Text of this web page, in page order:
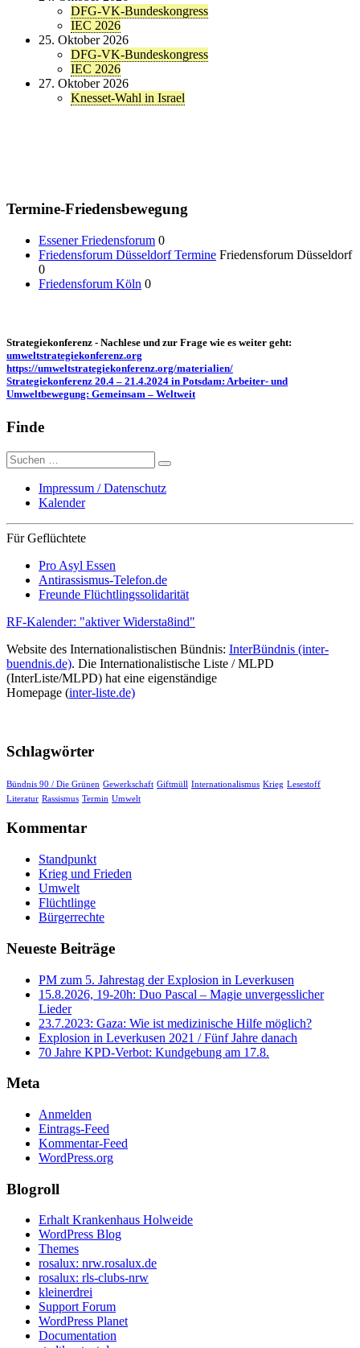
DFG-VK-Bundeskongress
IEC 2026
25. Oktober 2026
DFG-VK-Bundeskongress
IEC 2026
27. Oktober 2026
Knesset-Wahl in Israel
Termine-Friedensbewegung
Essener Friedensforum 0
Friedensforum Düsseldorf Termine Friedensforum Düsseldorf
0
Friedensforum Köln 0
Strategiekonferenz - Nachlese und zur Frage wie es weiter geht:
umweltstrategiekonferenz.org
https://umweltstrategiekonferenz.org/materialien/
Strategiekonferenz 20.4 – 21.4.2024 in Potsdam: Arbeiter- und
Umweltbewegung: Gemeinsam – Weltweit
Finde
Suche
nach:
Impressum / Datenschutz
Kalender
Für Geflüchtete
Pro Asyl Essen
Antirassismus-Telefon.de
Freunde Flüchtlingssolidarität
RF-Kalender: "aktiver Widersta8ind"
Website des Internationalistischen Bündnis: InterBündnis (inter-
buendnis.de). Die Internationalistische Liste / MLPD
(InterListe/MLPD) hat eine eigenständige
Homepage (inter-liste.de)
Schlagwörter
Bündnis 90 / Die Grünen Gewerkschaft Giftmüll Internationalismus Krieg Lesestoff
Literatur Rassismus Termin Umwelt
Kommentar
Standpunkt
Krieg und Frieden
Umwelt
Flüchtlinge
Bürgerrechte
Neueste Beiträge
PM zum 5. Jahrestag der Explosion in Leverkusen
15.8.2026, 19-20h: Duo Pascal – Magie unvergesslicher
Lieder
23.7.2023: Gaza: Wie ist medizinische Hilfe möglich?
Explosion in Leverkusen 2021 / Fünf Jahre danach
70 Jahre KPD‑Verbot: Kundgebung am 17.8.
Meta
Anmelden
Eintrags-Feed
Kommentar-Feed
WordPress.org
Blogroll
Erhalt Krankenhaus Holweide
WordPress Blog
Themes
rosalux: nrw.rosalux.de
rosalux: rls-clubs-nrw
kleinerdrei
Support Forum
WordPress Planet
Documentation